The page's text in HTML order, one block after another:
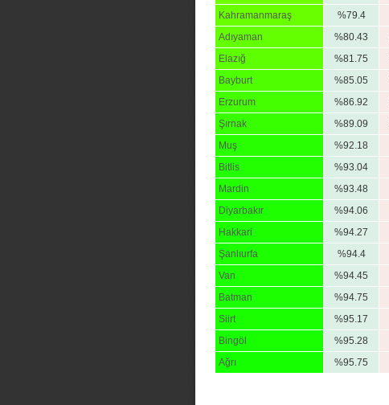
Kahramanmaraş
%79.4
Adıyaman
%80.43
Elazığ
%81.75
Bayburt
%85.05
Erzurum
%86.92
Şırnak
%89.09
Muş
%92.18
Bitlis
%93.04
Mardin
%93.48
Diyarbakır
%94.06
Hakkari
%94.27
Şanlıurfa
%94.4
Van
%94.45
Batman
%94.75
Siirt
%95.17
Bingöl
%95.28
Ağrı
%95.75